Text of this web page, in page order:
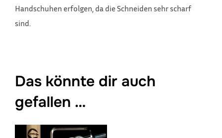
Handschuhen erfolgen, da die Schneiden sehr scharf
sind.
Das könnte dir auch
gefallen …